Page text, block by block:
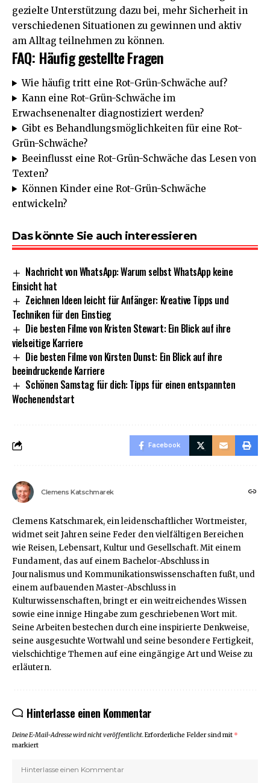
gezielte Unterstützung dazu bei, mehr Sicherheit in
verschiedenen Situationen zu gewinnen und aktiv
am Alltag teilnehmen zu können.
FAQ: Häufig gestellte Fragen
Wie häufig tritt eine Rot-Grün-Schwäche auf?
Kann eine Rot-Grün-Schwäche im
Erwachsenenalter diagnostiziert werden?
Gibt es Behandlungsmöglichkeiten für eine Rot-
Grün-Schwäche?
Beeinflusst eine Rot-Grün-Schwäche das Lesen von
Texten?
Können Kinder eine Rot-Grün-Schwäche
entwickeln?
Das könnte Sie auch interessieren
Nachricht von WhatsApp: Warum selbst WhatsApp keine
Einsicht hat
Zeichnen Ideen leicht für Anfänger: Kreative Tipps und
Techniken für den Einstieg
Die besten Filme von Kristen Stewart: Ein Blick auf ihre
vielseitige Karriere
Die besten Filme von Kirsten Dunst: Ein Blick auf ihre
beeindruckende Karriere
Schönen Samstag für dich: Tipps für einen entspannten
Wochenendstart
Facebook
Clemens Katschmarek
Clemens Katschmarek, ein leidenschaftlicher Wortmeister,
widmet seit Jahren seine Feder den vielfältigen Bereichen
wie Reisen, Lebensart, Kultur und Gesellschaft. Mit einem
Fundament, das auf einem Bachelor-Abschluss in
Journalismus und Kommunikationswissenschaften fußt, und
einem aufbauenden Master-Abschluss in
Kulturwissenschaften, bringt er ein weitreichendes Wissen
sowie eine innige Hingabe zum geschriebenen Wort mit.
Seine Arbeiten bestechen durch eine inspirierte Denkweise,
seine ausgesuchte Wortwahl und seine besondere Fertigkeit,
vielschichtige Themen auf eine eingängige Art und Weise zu
erläutern.
Hinterlasse einen Kommentar
Deine E-Mail-Adresse wird nicht veröffentlicht.Erforderliche Felder sind mit *
markiert